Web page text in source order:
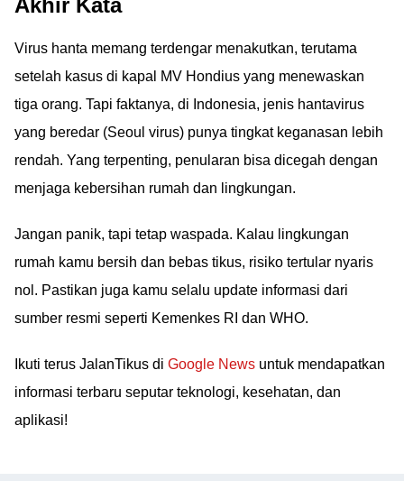
Akhir Kata
Virus hanta memang terdengar menakutkan, terutama
setelah kasus di kapal MV Hondius yang menewaskan
tiga orang. Tapi faktanya, di Indonesia, jenis hantavirus
yang beredar (Seoul virus) punya tingkat keganasan lebih
rendah. Yang terpenting, penularan bisa dicegah dengan
menjaga kebersihan rumah dan lingkungan.
Jangan panik, tapi tetap waspada. Kalau lingkungan
rumah kamu bersih dan bebas tikus, risiko tertular nyaris
nol. Pastikan juga kamu selalu update informasi dari
sumber resmi seperti Kemenkes RI dan WHO.
Ikuti terus JalanTikus di Google News untuk mendapatkan
informasi terbaru seputar teknologi, kesehatan, dan
aplikasi!